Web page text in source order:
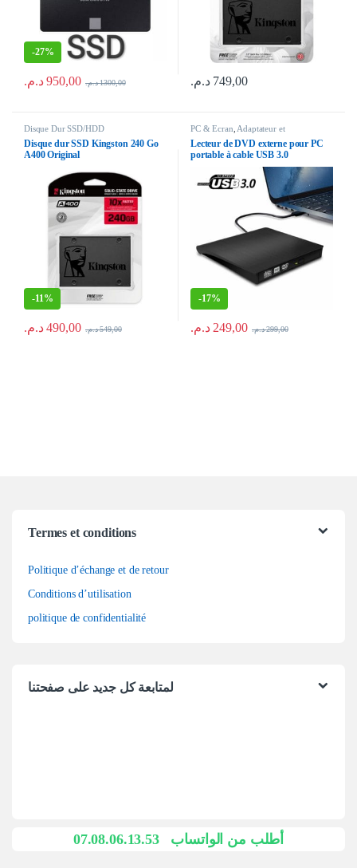
-27%
950,00 د.م. 1300,00 د.م. 749,00 د.م.
Disque Dur SSD/HDD
Disque dur SSD Kingston 240 Go
A400 Original
-11%
490,00 د.م. 549,00 د.م.
PC & Ecran Adaptateur et
Lecteur de DVD externe pour PC
portable à cable USB 3.0
-17%
249,00 د.م. 299,00 د.م.
Termes et conditions
Politique d’échange et de retour
Conditions d’utilisation
politique de confidentialité
لمتابعة كل جديد على صفحتنا
07.08.06.13.53 أطلب من الواتساب